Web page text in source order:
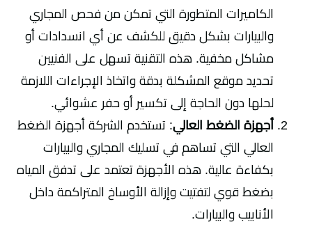
الكاميرات المتطورة التي تمكن من فحص المجاري
والبيارات بشكل دقيق للكشف عن أي انسدادات أو
مشاكل مخفية. هذه التقنية تسهل على الفنيين
تحديد موقع المشكلة بدقة واتخاذ الإجراءات اللازمة
لحلها دون الحاجة إلى تكسير أو حفر عشوائي.
أجهزة الضغط العالي: تستخدم الشركة أجهزة الضغط
العالي التي تساهم في تسليك المجاري والبيارات
بكفاءة عالية. هذه الأجهزة تعتمد على تدفق المياه
بضغط قوي لتفتيت وإزالة الأوساخ المتراكمة داخل
الأنابيب والبيارات.